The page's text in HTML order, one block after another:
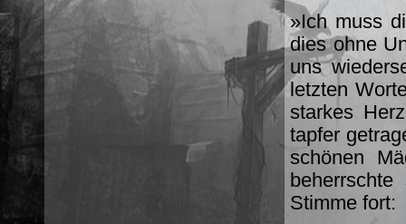
»Ich muss
dies ohne
uns
letzten
starkes
tapfer
schönen
Stimme fort: